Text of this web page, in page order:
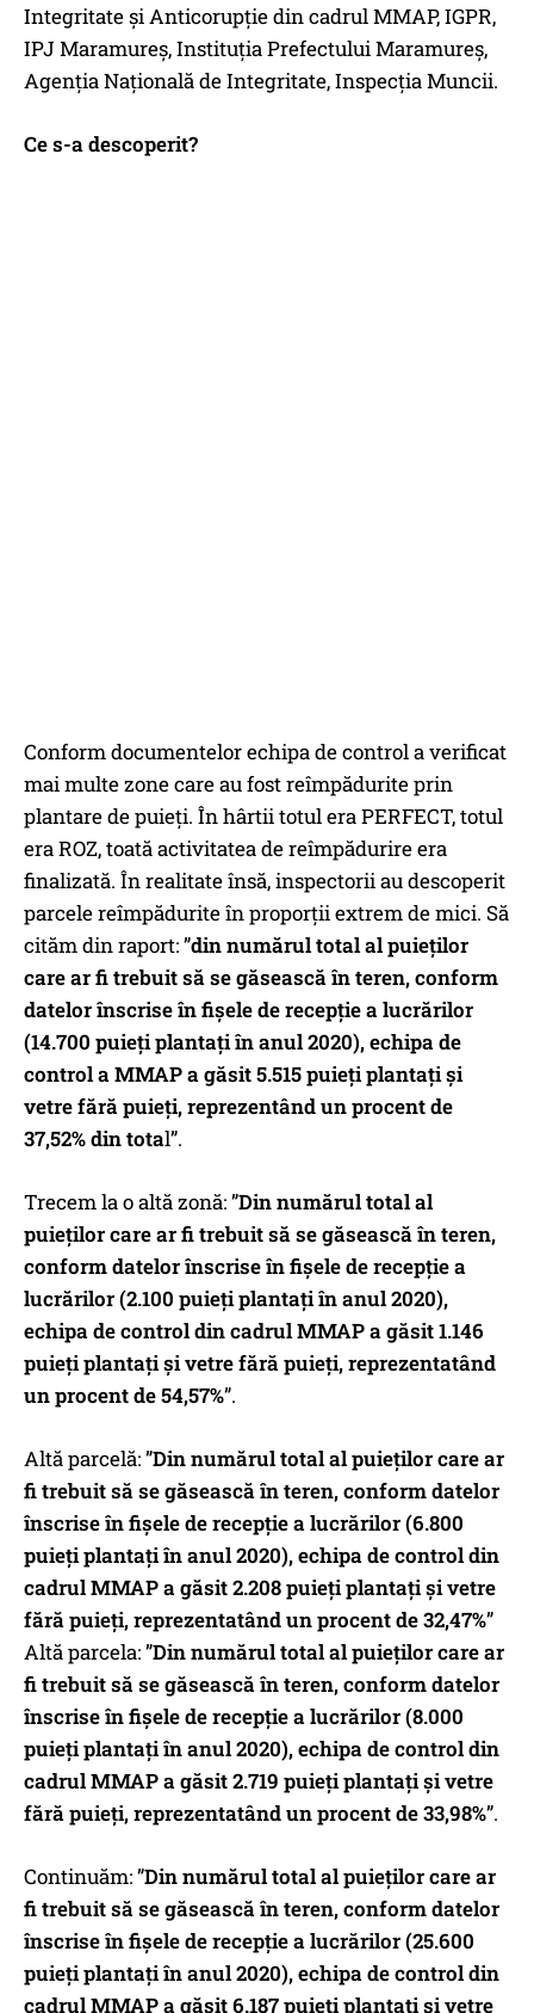
Integritate și Anticorupție din cadrul MMAP, IGPR,
IPJ Maramureș, Instituția Prefectului Maramureș,
Agenția Națională de Integritate, Inspecția Muncii.
Ce s-a descoperit?
Conform documentelor echipa de control a verificat
mai multe zone care au fost reîmpădurite prin
plantare de puieți. În hârtii totul era PERFECT, totul
era ROZ, toată activitatea de reîmpădurire era
finalizată. În realitate însă, inspectorii au descoperit
parcele reîmpădurite în proporții extrem de mici. Să
cităm din raport: ”din numărul total al puieților
care ar fi trebuit să se găsească în teren, conform
datelor înscrise în fișele de recepție a lucrărilor
(14.700 puieți plantați în anul 2020), echipa de
control a MMAP a găsit 5.515 puieți plantați și
vetre fără puieți, reprezentând un procent de
37,52% din total”.
Trecem la o altă zonă: ”Din numărul total al
puieților care ar fi trebuit să se găsească în teren,
conform datelor înscrise în fișele de recepție a
lucrărilor (2.100 puieți plantați în anul 2020),
echipa de control din cadrul MMAP a găsit 1.146
puieți plantați și vetre fără puieți, reprezentatând
un procent de 54,57%”.
Altă parcelă: ”Din numărul total al puieților care ar
fi trebuit să se găsească în teren, conform datelor
înscrise în fișele de recepție a lucrărilor (6.800
puieți plantați în anul 2020), echipa de control din
cadrul MMAP a găsit 2.208 puieți plantați și vetre
fără puieți, reprezentatând un procent de 32,47%”
Altă parcela: ”Din numărul total al puieților care ar
fi trebuit să se găsească în teren, conform datelor
înscrise în fișele de recepție a lucrărilor (8.000
puieți plantați în anul 2020), echipa de control din
cadrul MMAP a găsit 2.719 puieți plantați și vetre
fără puieți, reprezentatând un procent de 33,98%”.
Continuăm: ”Din numărul total al puieților care ar
fi trebuit să se găsească în teren, conform datelor
înscrise în fișele de recepție a lucrărilor (25.600
puieți plantați în anul 2020), echipa de control din
cadrul MMAP a găsit 6.187 puieți plantați și vetre